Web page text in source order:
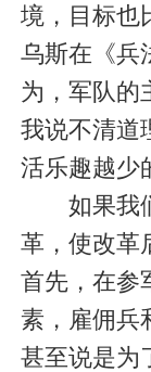
境，目标也
乌斯在《兵
为，军队的
我说不清道
活乐趣越少
如果我们
革，使改革
首先，在参
素，雇佣兵
甚至说是为